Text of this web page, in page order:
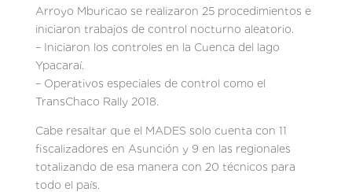
Arroyo Mburicao se realizaron 25 procedimientos e
iniciaron trabajos de control nocturno aleatorio.
– Iniciaron los controles en la Cuenca del lago
Ypacaraí.
– Operativos especiales de control como el
TransChaco Rally 2018.
Cabe resaltar que el MADES solo cuenta con 11
fiscalizadores en Asunción y 9 en las regionales
totalizando de esa manera con 20 técnicos para
todo el país.